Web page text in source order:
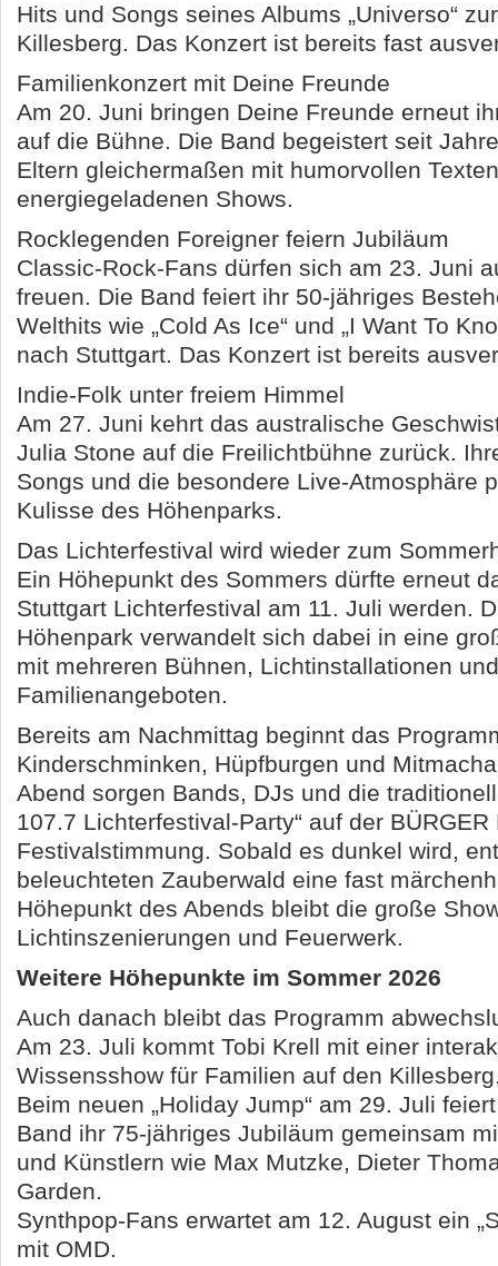
Hits und Songs seines Albums „Universo“
Killesberg. Das Konzert ist bereits fast
Familienkonzert mit Deine Freunde
Am 20. Juni bringen Deine Freunde erneut
auf die Bühne. Die Band begeistert seit
Eltern gleichermaßen mit humorvollen
energiegeladenen Shows.
Rocklegenden Foreigner feiern Jubiläum
Classic-Rock-Fans dürfen sich am 23. Juni
freuen. Die Band feiert ihr 50-jähriges
Welthits wie „Cold As Ice“ und „I Want To
nach Stuttgart. Das Konzert ist bereits
Indie-Folk unter freiem Himmel
Am 27. Juni kehrt das australische
Julia Stone auf die Freilichtbühne zurück.
Songs und die besondere Live-Atmosphäre
Kulisse des Höhenparks.
Das Lichterfestival wird wieder zum
Ein Höhepunkt des Sommers dürfte erneut
Stuttgart Lichterfestival am 11. Juli werden.
Höhenpark verwandelt sich dabei in eine
mit mehreren Bühnen, Lichtinstallationen und
Familienangeboten.
Bereits am Nachmittag beginnt das
Kinderschminken, Hüpfburgen und
Abend sorgen Bands, DJs und die
107.7 Lichterfestival-Party“ auf der
Festivalstimmung. Sobald es dunkel wird,
beleuchteten Zauberwald eine fast
Höhepunkt des Abends bleibt die große
Lichtinszenierungen und Feuerwerk.
Weitere Höhepunkte im Sommer 2026
Auch danach bleibt das Programm
Am 23. Juli kommt Tobi Krell mit einer
Wissensshow für Familien auf den
Beim neuen „Holiday Jump“ am 29. Juli
Band ihr 75-jähriges Jubiläum gemeinsam
und Künstlern wie Max Mutzke, Dieter
Garden.
Synthpop-Fans erwartet am 12. August ein
mit OMD.